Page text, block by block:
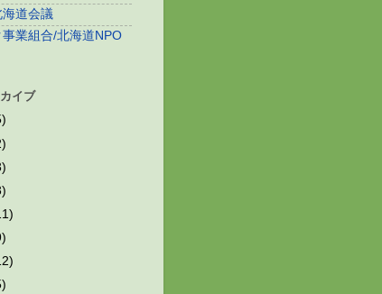
海道会議
事業組合/北海道NPO
イブ